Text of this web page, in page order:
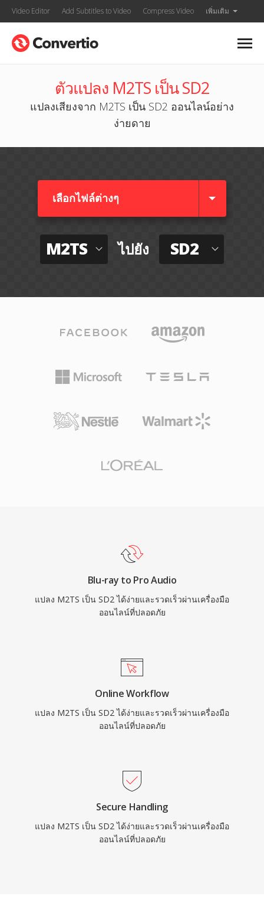
Video Editor Add Subtitles to Video Compress Video เพิ่มเติม
ตัวแปลง M2TS เป็น SD2
แปลงเสียงจาก M2TS เป็น SD2 ออนไลน์อย่าง
ง่ายดาย
เลือกไฟล์ต่างๆ​
M2TS ไปยัง SD2
Blu-ray to Pro Audio
แปลง M2TS เป็น SD2 ได้ง่ายและรวดเร็วผ่านเครื่องมือ
ออนไลน์ที่ปลอดภัย
Online Workflow
แปลง M2TS เป็น SD2 ได้ง่ายและรวดเร็วผ่านเครื่องมือ
ออนไลน์ที่ปลอดภัย
Secure Handling
แปลง M2TS เป็น SD2 ได้ง่ายและรวดเร็วผ่านเครื่องมือ
ออนไลน์ที่ปลอดภัย